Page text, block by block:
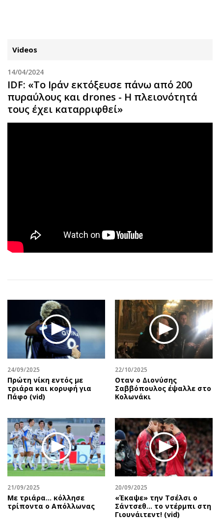
ΚΑΤΗΓΟΡΙΕΣ ΣΥΝΔΕΣΗ
Κύπρος
Παιδεία
Αθλητισμός
Κύπρος
Οικονομική
Οικονομία
Real Estate
Επιχειρήσεις
Αγορές
Money Review
AstroBank Properties
Trends
Ναυτιλία
Περιβάλλον
Ελλάδα
Κόσμος
Παράξενα
Πολιτισμός
Σινεμά
Απόψεις
Geek
Αφιερώματα
Πολιτική
Οικονομία
Γενικά
Αναδρομές
Πρόσωπα
Περιβάλλον
Good Life
Showbiz
Ταξίδια
Συνταγές
Έξοδος
Media
Εκπομπές
Wine routes
Videos
14/04/2024
IDF: «Το Ιράν εκτόξευσε πάνω από 200
πυραύλους και drones - Η πλειονότητά
τους έχει καταρριφθεί»
24/09/2025
Πρώτη νίκη εντός με
τριάρα και κορυφή για
Πάφο (vid)
22/10/2025
Οταν ο Διονύσης
Σαββόπουλος έψαλλε στο
Κολωνάκι
21/09/2025
Με τριάρα... κόλλησε
τρίποντα ο Απόλλωνας
20/09/2025
«Έκαψε» την Τσέλσι ο
Σάντσεθ... το ντέρμπι στη
Γιουνάιτεντ! (vid)